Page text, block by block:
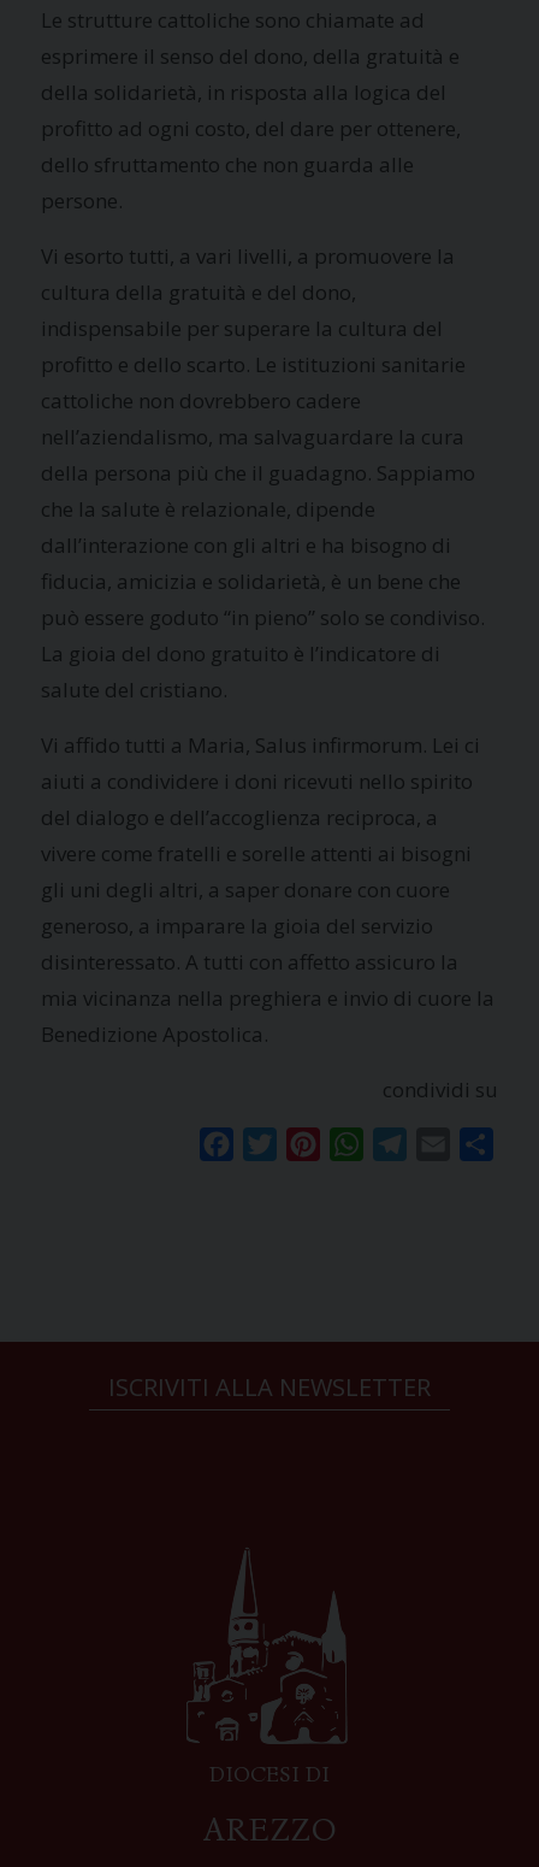
Le strutture cattoliche sono chiamate ad
esprimere il senso del dono, della gratuità e
della solidarietà, in risposta alla logica del
profitto ad ogni costo, del dare per ottenere,
dello sfruttamento che non guarda alle
persone.
Vi esorto tutti, a vari livelli, a promuovere la
cultura della gratuità e del dono,
indispensabile per superare la cultura del
profitto e dello scarto. Le istituzioni sanitarie
cattoliche non dovrebbero cadere
nell’aziendalismo, ma salvaguardare la cura
della persona più che il guadagno. Sappiamo
che la salute è relazionale, dipende
dall’interazione con gli altri e ha bisogno di
fiducia, amicizia e solidarietà, è un bene che
può essere goduto “in pieno” solo se condiviso.
La gioia del dono gratuito è l’indicatore di
salute del cristiano.
Vi affido tutti a Maria, Salus infirmorum. Lei ci
aiuti a condividere i doni ricevuti nello spirito
del dialogo e dell’accoglienza reciproca, a
vivere come fratelli e sorelle attenti ai bisogni
gli uni degli altri, a saper donare con cuore
generoso, a imparare la gioia del servizio
disinteressato. A tutti con affetto assicuro la
mia vicinanza nella preghiera e invio di cuore la
Benedizione Apostolica.
condividi su
FacebookTwitterPinterestWhatsAppTelegram
Email
ISCRIVITI ALLA NEWSLETTER
DIOCESI DI
AREZZO